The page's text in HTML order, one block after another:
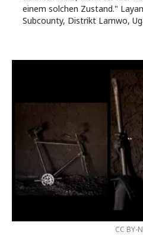
einem solchen Zustand."
Subcounty, Distrikt Lamwo,
CC BY-